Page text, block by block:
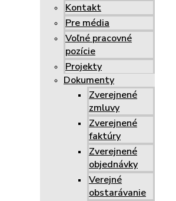
Kontakt
Pre média
Voľné pracovné
pozície
Projekty
Dokumenty
Zverejnené
zmluvy
Zverejnené
faktúry
Zverejnené
objednávky
Verejné
obstarávanie